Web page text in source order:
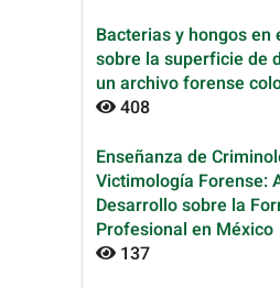
Bacterias y hongos en
sobre la superficie de
un archivo forense
408
Enseñanza de
Victimología Forense:
Desarrollo sobre la
Profesional en México
137